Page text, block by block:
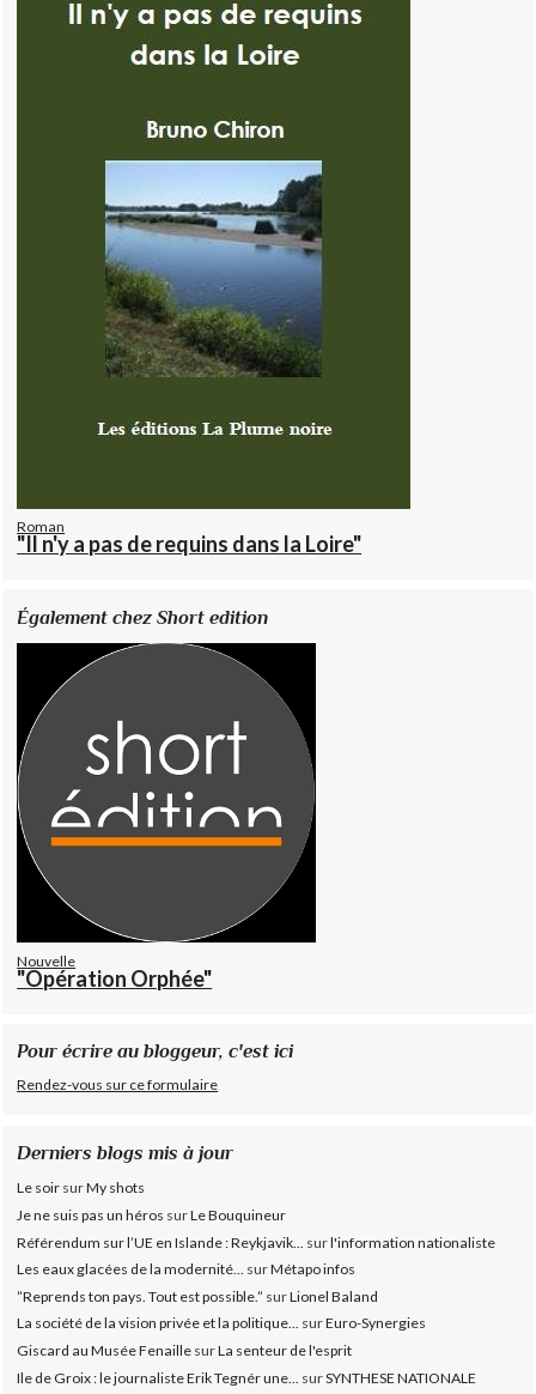
Roman
"Il n'y a pas de requins dans la Loire"
Également chez Short edition
Nouvelle
"Opération Orphée"
Pour écrire au bloggeur, c'est ici
Rendez-vous sur ce formulaire
Derniers blogs mis à jour
Le soir surMy shots
Je ne suis pas un héros surLe Bouquineur
Référendum sur l’UE en Islande : Reykjavik...
surl'information nationaliste
Les eaux glacées de la modernité... surMétapo infos
”Reprends ton pays. Tout est possible.” surLionel Baland
La société de la vision privée et la politique... surEuro-Synergies
Giscard au Musée Fenaille surLa senteur de l'esprit
Ile de Groix : le journaliste Erik Tegnér une...
surSYNTHESE NATIONALE